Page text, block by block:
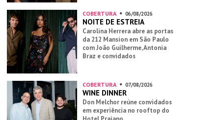
COBERTURA 06/08/2026
NOITE DE ESTREIA
Carolina Herrera abre as portas
da 212 Mansion em São Paulo
com João Guilherme, Antonia
Braz e convidados
COBERTURA 07/08/2026
WINE DINNER
Don Melchor reúne convidados
em experiência no rooftop do